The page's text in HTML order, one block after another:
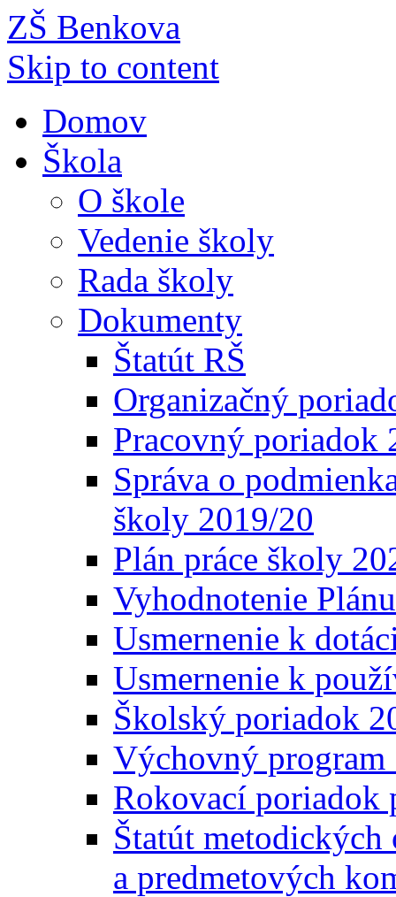
ZŠ Benkova
Skip to content
Domov
Škola
O škole
Vedenie školy
Rada školy
Dokumenty
Štatút RŠ
Organizačný
Pracovný poriadok
Správa o
školy 2019/20
Plán práce školy
Vyhodnotenie
Usmernenie k
Usmernenie k
Školský poriadok
Výchovný
Rokovací poriadok
Štatút
a predmetových